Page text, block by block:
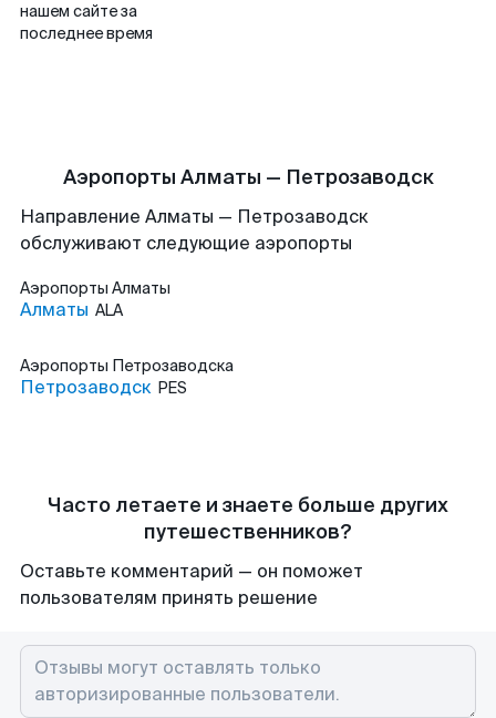
нашем сайте за
последнее время
Аэропорты Алматы — Петрозаводск
Направление Алматы — Петрозаводск
обслуживают следующие аэропорты
Аэропорты Алматы
Алматы ALA
Аэропорты Петрозаводска
Петрозаводск PES
Часто летаете и знаете больше других
путешественников?
Оставьте комментарий — он поможет
пользователям принять решение